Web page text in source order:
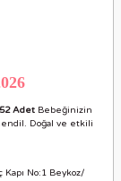
Adet Bebeğinizin
Doğal ve etkili
Kapı No:1 Beykoz/